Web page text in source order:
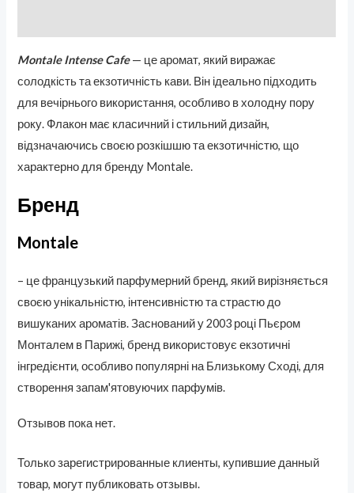
Montale Intense Cafe — це аромат, який виражає
солодкість та екзотичність кави. Він ідеально підходить
для вечірнього використання, особливо в холодну пору
року. Флакон має класичний і стильний дизайн,
відзначаючись своєю розкішшю та екзотичністю, що
характерно для бренду Montale.
Бренд
Montale
– це французький парфумерний бренд, який вирізняється
своєю унікальністю, інтенсивністю та страстю до
вишуканих ароматів. Заснований у 2003 році Пьєром
Монталем в Парижі, бренд використовує екзотичні
інгредієнти, особливо популярні на Близькому Сході, для
створення запам'ятовуючих парфумів.
Отзывов пока нет.
Только зарегистрированные клиенты, купившие данный
товар, могут публиковать отзывы.